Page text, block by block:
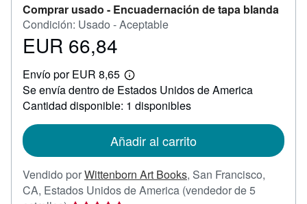
Comprar usado - Encuadernación de tapa blanda
Condición: Usado - Aceptable
Precio
66,84
EUR 66,84
Envío por EUR 8,65
Más
información
sobre
las
envío
Se envía dentro de Estados Unidos de America
Cantidad disponible: 1 disponibles
Añadir al carrito
Vendido porWittenborn Art Books, San Francisco,
CA, Estados Unidos de America (vendedor de 5